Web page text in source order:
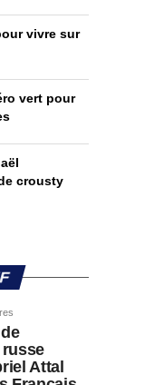
vivre sur
vert pour
crousty
Attal